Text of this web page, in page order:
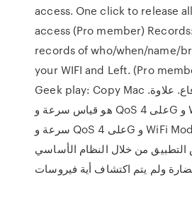
access. One click to release
access (Pro member)
records of who/when/name/
your WIFI and Left. (Pro
Geek play: Copy Mac معلومات وزارة الدفاع. علاوة.
هو قياس سرعة و QoS على 4G و WiFi آمنة. قياس
سرعة و QoS على 4G و WiFi Mod من بنسبة 100٪
التطبيق من خلال النظام الأساسي